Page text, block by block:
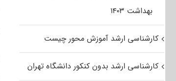
بهداشت ۱۴۰۳
کارشناسی ارشد آموزش محور چیست
کارشناسی ارشد بدون کنکور دانشگاه تهران